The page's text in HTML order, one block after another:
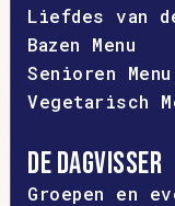
Liefdes van
Bazen Menu
Senioren Menu
Vegetarisch
De dagvisser
Groepen en